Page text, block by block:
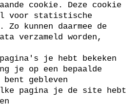
cookie. Deze cookie
voor statistische
Zo kunnen daarmee de
verzameld worden,
je hebt bekeken
je op een bepaalde
bent gebleven
pagina je de site hebt